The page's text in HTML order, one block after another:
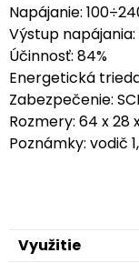
Napájanie:
Výstup napájania:
Účinnosť: 84%
Energetická
Zabezpečenie:
Rozmery: 64 x 28
Poznámky: vodič
Využitie